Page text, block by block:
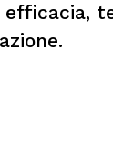
efficacia,